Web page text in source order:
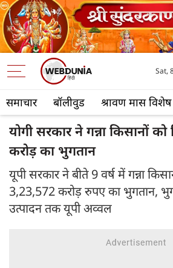
समाचार बॉलीवुड श्रावण मास विशेष
Sat,
योगी सरकार ने गन्ना किसानों
करोड़ का भुगतान
यूपी सरकार ने बीते 9 वर्ष में गन्ना
3,23,572 करोड़ रुपए का भुगतान,
उत्पादन तक यूपी अव्वल